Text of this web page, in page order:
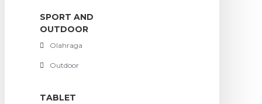
SPORT AND
OUTDOOR
Olahraga
Outdoor
TABLET